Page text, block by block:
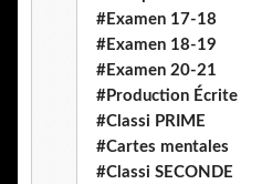
#Examen 17-18
#Examen 18-19
#Examen 20-21
#Production Écrite
#Classi PRIME
#Cartes mentales
#Classi SECONDE